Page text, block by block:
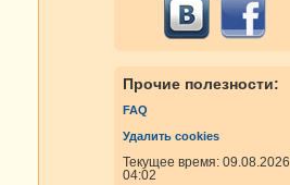
Прочие полезности:
FAQ
Удалить cookies
Текущее время: 09.08.2026
04:02